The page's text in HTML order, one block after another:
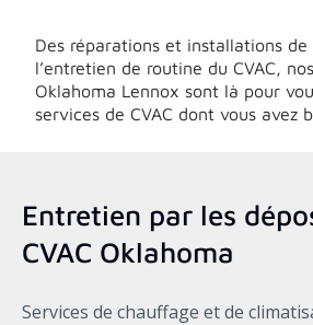
Des réparations et installations
l’entretien de routine du CVAC,
Oklahoma Lennox sont là pour
services de CVAC dont vous avez
Entretien par les
CVAC Oklahoma
Services de chauffage et de